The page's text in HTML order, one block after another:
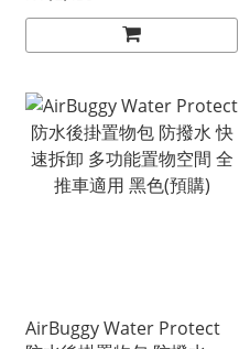
適用
AirBuggy Water Protect